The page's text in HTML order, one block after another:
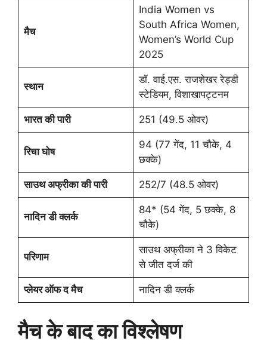
मैच
India Women vs
South Africa Women,
Women’s World Cup
2025
स्थान
डॉ. वाई.एस. राजशेखर रेड्डी
स्टेडियम, विशाखापट्टनम
भारत की पारी 251 (49.5 ओवर)
रिचा घोष
94 (77 गेंद, 11 चौके, 4
छक्के)
साउथ अफ्रीका की पारी 252/7 (48.5 ओवर)
नादिन डी क्लर्क
84* (54 गेंद, 5 छक्के, 8
चौके)
परिणाम
साउथ अफ्रीका ने 3 विकेट
से जीत दर्ज की
प्लेयर ऑफ द मैच नादिन डी क्लर्क
मैच के बाद का विश्लेषण